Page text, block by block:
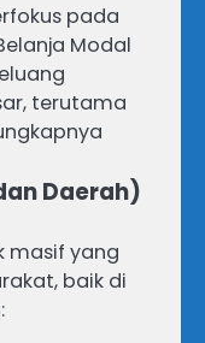
pada
Modal
terutama
Daerah)
masif yang
baik di